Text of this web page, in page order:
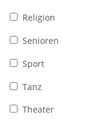
Religion
Senioren
Sport
Tanz
Theater